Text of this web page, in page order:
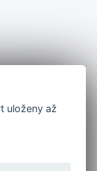
uloženy až